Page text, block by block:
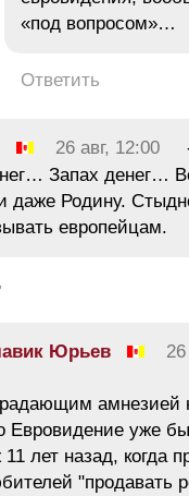
«под вопросом»…
Ответить
26 авг, 12:00
Запах денег…
даже Родину.
европейцам.
Юрьев
амнезией
Евровидение уже
лет назад, когда
"продавать